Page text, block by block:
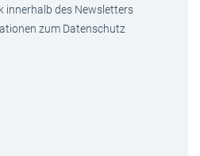
innerhalb des Newsletters
zum Datenschutz